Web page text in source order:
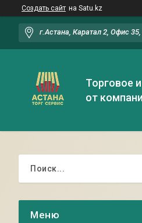
Создать сайт на Satu.kz
г.Астана, Каратал 2, Офис
Торговое
от